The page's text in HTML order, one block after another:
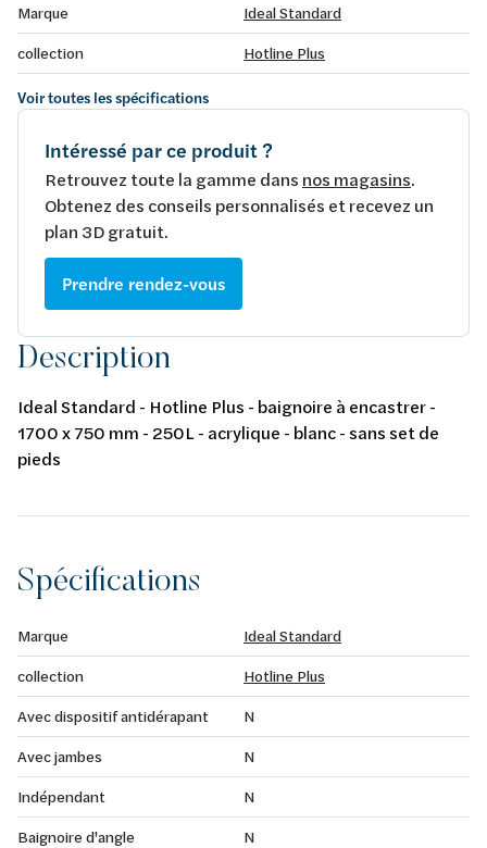
Marque
Ideal Standard
collection
Hotline Plus
Voir toutes les spécifications
Intéressé par ce produit ?
Retrouvez toute la gamme dans nos magasins.
Obtenez des conseils personnalisés et recevez un
plan 3D gratuit.
Prendre rendez-vous
Description
Ideal Standard - Hotline Plus - baignoire à encastrer -
1700 x 750 mm - 250L - acrylique - blanc - sans set de
pieds
Spécifications
Marque
Ideal Standard
collection
Hotline Plus
Avec dispositif antidérapant
N
Avec jambes
N
Indépendant
N
Baignoire d'angle
N